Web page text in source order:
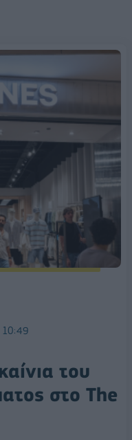
10:49
του
στο The